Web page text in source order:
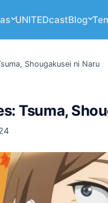
UNITEDcastBlog
Shougakusei ni Naru
Tsuma,